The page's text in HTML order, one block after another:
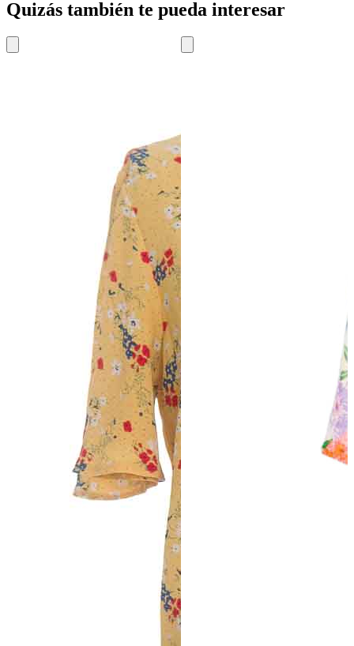
Quizás también te pueda interesar